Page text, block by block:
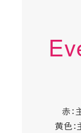
赤：
黄色：